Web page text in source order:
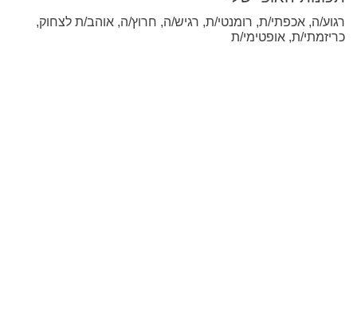
רגוע/ה, אכפתי/ת, רומנטי/ת, רגיש/ה, חרוץ/ה, אוהב/ת לצחוק,
כריזמתי/ת, אופטימי/ת